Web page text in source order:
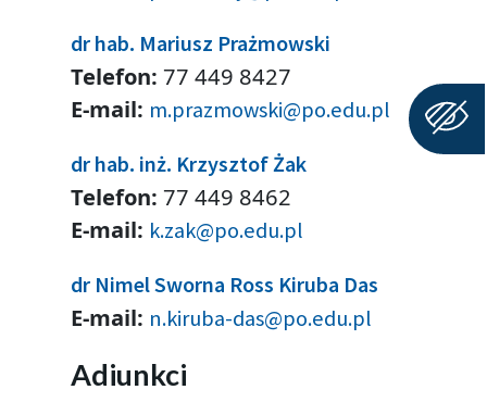
dr hab. Mariusz Prażmowski
Telefon: 77 449 8427
E-mail: m.prazmowski@po.edu.pl
dr hab. inż. Krzysztof Żak
Telefon: 77 449 8462
E-mail: k.zak@po.edu.pl
dr Nimel Sworna Ross Kiruba Das
E-mail: n.kiruba-das@po.edu.pl
Adiunkci